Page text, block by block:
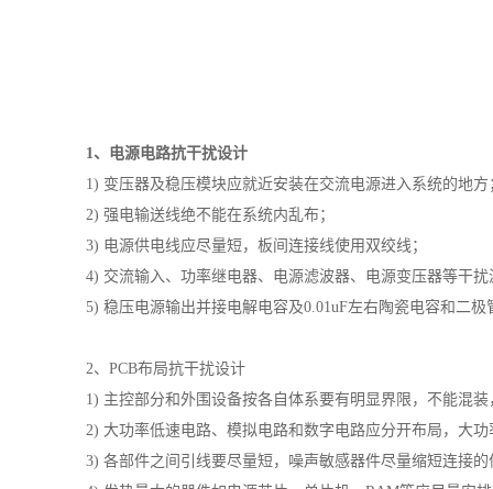
1、 电源电路抗干扰设计
1) 变压器及稳压模块应就近安装在交流电源进入系统的地方
2) 强电输送线绝不能在系统内乱布；
3) 电源供电线应尽量短，板间连接线使用双绞线；
4) 交流输入、功率继电器、电源滤波器、电源变压器等干
5) 稳压电源输出并接电解电容及0.01uF左右陶瓷电容和二极
2、 PCB布局抗干扰设计
1) 主控部分和外围设备按各自体系要有明显界限，不能混
2) 大功率低速电路、模拟电路和数字电路应分开布局，大
3) 各部件之间引线要尽量短，噪声敏感器件尽量缩短连接的